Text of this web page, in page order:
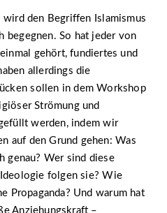
den Begriffen Islamismus
begegnen. So hat jeder von
gehört, fundiertes und
allerdings die
sollen in dem Workshop
Strömung und
werden, indem wir
auf den Grund gehen: Was
genau? Wer sind diese
folgen sie? Wie
Propaganda? Und warum hat
Anziehungskraft –